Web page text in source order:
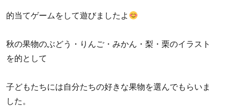
的当てゲームをして遊びましたよ
秋の果物のぶどう・りんご・みかん・梨・栗のイラスト
を的として
子どもたちには自分たちの好きな果物を選んでもらいま
した。